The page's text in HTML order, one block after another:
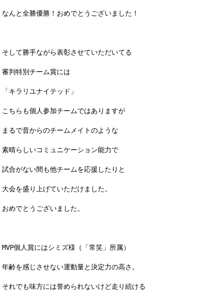
なんと全勝優勝！おめでとうございました！
そして勝手ながら表彰させていただいてる
審判特別チーム賞には
「キラリユナイテッド」
こちらも個人参加チームではありますが
まるで昔からのチームメイトのような
素晴らしいコミュニケーション能力で
試合がない間も他チームを応援したりと
大会を盛り上げていただけました。
おめでとうございました。
MVP個人賞にはシミズ様（「常笑」所属）
年齢を感じさせない運動量と決定力の高さ。
それでも味方には誉められないけど走り続ける